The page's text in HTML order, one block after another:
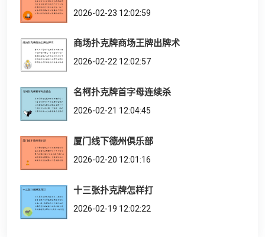
2026-02-23 12:02:59
商场扑克牌商场王牌出牌术
2026-02-22 12:02:57
名柯扑克牌首字母连续杀
2026-02-21 12:04:45
厦门线下德州俱乐部
2026-02-20 12:01:16
十三张扑克牌怎样打
2026-02-19 12:02:22